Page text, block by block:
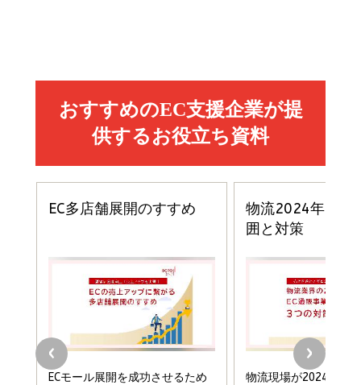
副業
￥1,870
小さな会社は戦略が9割
ドリルを売るには穴を売れ
Brand Shift(ブランド・シフト): 「信頼」で選ばれ
る時代の成長戦略
￥2,420
マーケティングの真実 P&G・グリコで学んだ失敗
と成長の法則
￥2,200
カラダ2026／宮舘涼太]
￥880
anan(アンアン)2026/06/24号 No.2500増刊
スペシャルエディション[王道エンタメの矜持／
BTS]
￥1,100
anan(アンアン)2026/07/08号 No.2502[2026
年後半、あなたの恋と運命／山田涼介]
￥880
ママ投資家が育休中に１億貯めた株式投資
￥1,870
組織の成果を最大化する ルールのデザイン
￥1,980
イシューからはじめよ［改訂版］――知的生産の「シンプ
ルな本質」
￥2,200
経営メモ 16年の起業家人生で得た知見
影響力の武器［新版］：人を動かす七つの原理
￥3,190
フィードバック経営 「沈黙の組織」から「高め合う
組織」へ